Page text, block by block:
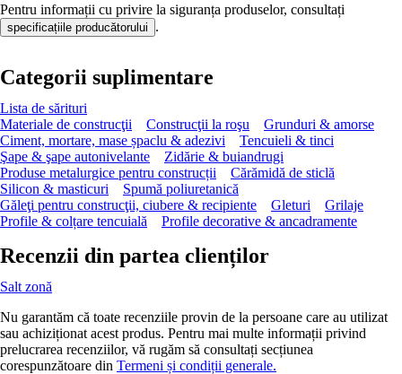
Pentru informații cu privire la siguranța produselor, consultați
specificațiile producătorului .
Categorii suplimentare
Lista de sărituri
Materiale de construcţii
Construcţii la roşu
Grunduri & amorse
Ciment, mortare, mase șpaclu & adezivi
Tencuieli & tinci
Şape & şape autonivelante
Zidărie & buiandrugi
Produse metalurgice pentru construcții
Cărămidă de sticlă
Silicon & masticuri
Spumă poliuretanică
Găleţi pentru construcţii, ciubere & recipiente
Gleturi
Grilaje
Profile & colțare tencuială
Profile decorative & ancadramente
Recenzii din partea clienților
Salt zonă
Nu garantăm că toate recenziile provin de la persoane care au utilizat
sau achiziționat acest produs. Pentru mai multe informații privind
prelucrarea recenziilor, vă rugăm să consultați secțiunea
corespunzătoare din Termeni și condiții generale.